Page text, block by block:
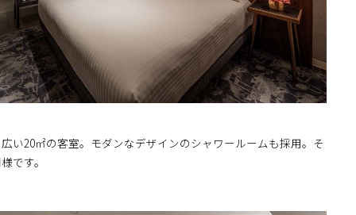
い20㎡の客室。モダンなデザインのシャワールームも採用。そ
です。